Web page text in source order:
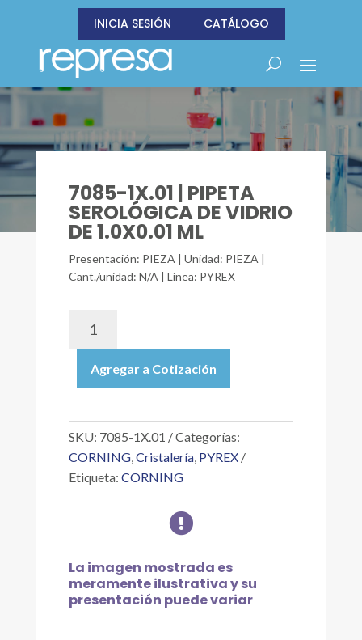
INICIA SESIÓN CATÁLOGO
7085-1X.01 | PIPETA
SEROLÓGICA DE VIDRIO
DE 1.0X0.01 ML
Presentación: PIEZA | Unidad: PIEZA |
Cant./unidad: N/A | Línea: PYREX
1X.01
PIPETA
SEROLÓGICA
VIDRIO
1.0X0.01
ML
Agregar a Cotización
SKU: 7085-1X.01
Categorías:
CORNING,Cristalería, PYREX
Etiqueta: CORNING

La imagen mostrada es
meramente ilustrativa y su
presentación puede variar